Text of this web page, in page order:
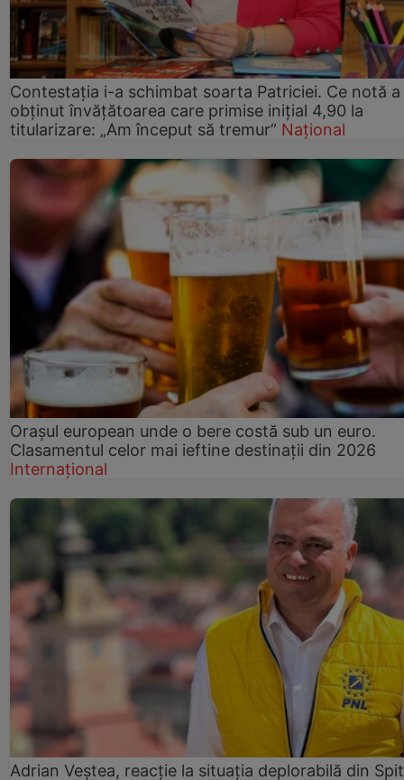
Contestația i-a schimbat soarta Patriciei. Ce notă a
obținut învățătoarea care primise inițial 4,90 la
titularizare: „Am început să tremur” Național
Orașul european unde o bere costă sub un euro.
Clasamentul celor mai ieftine destinații din 2026
Internațional
Adrian Veștea, reacție la situația deplorabilă din